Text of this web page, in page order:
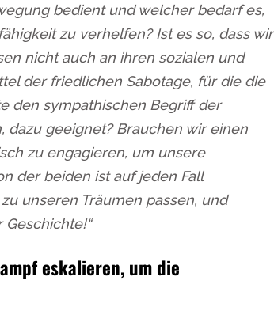
bedient und welcher bedarf es,
zu verhelfen? Ist es so, dass wir
nicht auch an ihren sozialen und
der friedlichen Sabotage, für die die
den sympathischen Begriff der
dazu geeignet? Brauchen wir einen
zu engagieren, um unsere
der beiden ist auf jeden Fall
unseren Träumen passen, und
eskalieren, um die